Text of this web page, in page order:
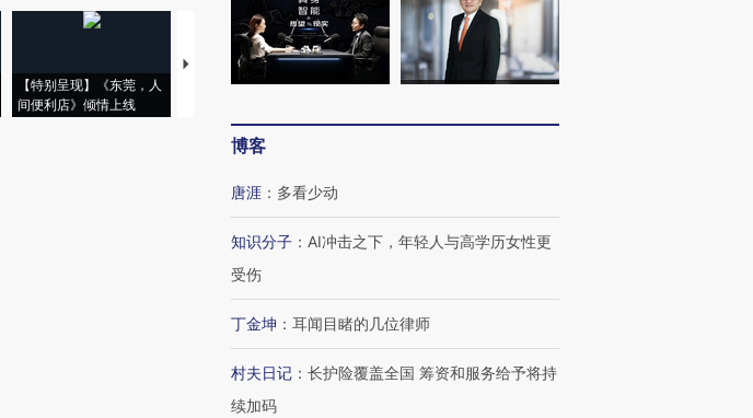
【特别呈现】《东莞，人
间便利店》倾情上线
【推广】走进第四届链博
会，让数智科技“链”接产
【特别呈现】寻找100种
【商旅对话】华住集团
CFO：不靠规模取胜，华
博客
唐涯 ： 多看少动
知识分子 ： AI冲击之下，年轻人与高学历女性更
受伤
丁金坤 ： 耳闻目睹的几位律师
村夫日记 ： 长护险覆盖全国 筹资和服务给予将持
续加码